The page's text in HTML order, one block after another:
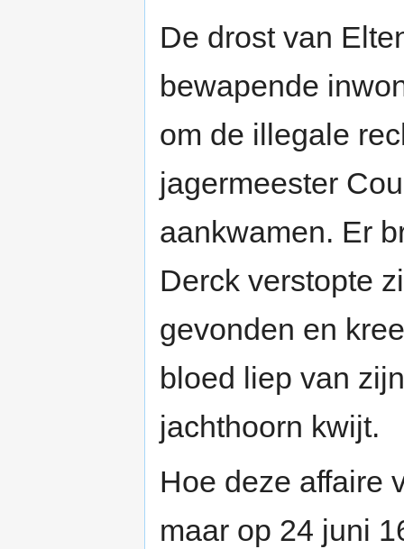
De drost van
bewapende
om de illegale
jagermeester
aankwamen. Er
Derck verstopte
gevonden en
bloed liep van
jachthoorn kwijt.
Hoe deze affaire
maar op 24 juni